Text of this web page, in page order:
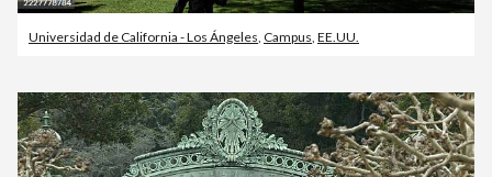
Universidad de California - Los Ángeles, Campus, EE.UU.